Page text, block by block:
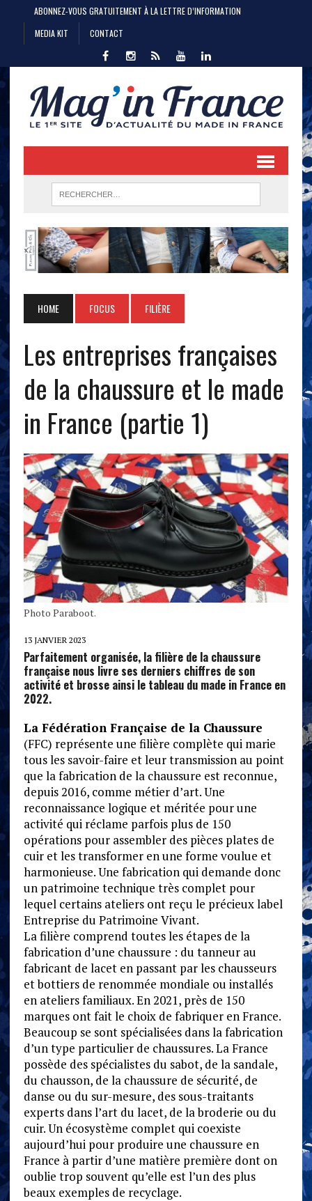
ABONNEZ-VOUS GRATUITEMENT À LA LETTRE D’INFORMATION
MEDIA KIT
CONTACT
HOME FOCUS FILIÈRE
Les entreprises françaises
de la chaussure et le made
in France (partie 1)
Photo Paraboot.
13 JANVIER 2023
Parfaitement organisée, la filière de la chaussure
française nous livre ses derniers chiffres de son
activité et brosse ainsi le tableau du made in France en
2022.
La Fédération Française de la Chaussure
(FFC) représente une filière complète qui marie
tous les savoir-faire et leur transmission au point
que la fabrication de la chaussure est reconnue,
depuis 2016, comme métier d’art. Une
reconnaissance logique et méritée pour une
activité qui réclame parfois plus de 150
opérations pour assembler des pièces plates de
cuir et les transformer en une forme voulue et
harmonieuse. Une fabrication qui demande donc
un patrimoine technique très complet pour
lequel certains ateliers ont reçu le précieux label
Entreprise du Patrimoine Vivant.
La filière comprend toutes les étapes de la
fabrication d’une chaussure : du tanneur au
fabricant de lacet en passant par les chausseurs
et bottiers de renommée mondiale ou installés
en ateliers familiaux. En 2021, près de 150
marques ont fait le choix de fabriquer en France.
Beaucoup se sont spécialisées dans la fabrication
d’un type particulier de chaussures. La France
possède des spécialistes du sabot, de la sandale,
du chausson, de la chaussure de sécurité, de
danse ou du sur-mesure, des sous-traitants
experts dans l’art du lacet, de la broderie ou du
cuir. Un écosystème complet qui coexiste
aujourd’hui pour produire une chaussure en
France à partir d’une matière première dont on
oublie trop souvent qu’elle est l’un des plus
beaux exemples de recyclage.